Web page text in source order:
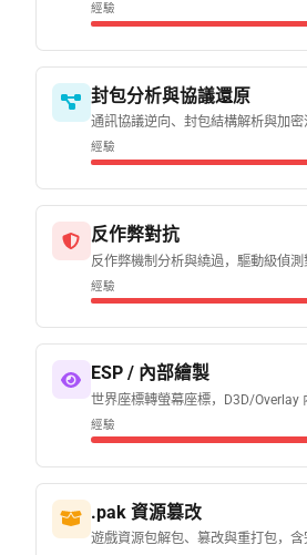
經驗
封包分析與協議還原
通訊協議逆向、封包結構解析與加密
經驗
反作弊對抗
反作弊機制分析與繞過，驅動級偵測
經驗
ESP / 內部繪製
世界座標轉螢幕座標，D3D/Overlay
經驗
.pak 資源篡改
遊戲資源包解包、篡改與重打包，含